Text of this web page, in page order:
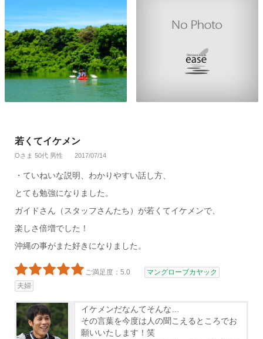
若くてイケメン
Oさま 50代 男性 2017/07/14
・ていねいな説明、わかりやすい話し方、
とても勉強になりました。
ガイドさん（スタッフさんたち）が若くてイケメンで、
楽しさ倍増でした！
沖縄の事がまた好きになりました。
ご満足度：5.0
マングローブカヤック
夫婦
イケメンだなんてそんな…
その言葉を今度は人の聞こえるところでお
願いいたします！笑